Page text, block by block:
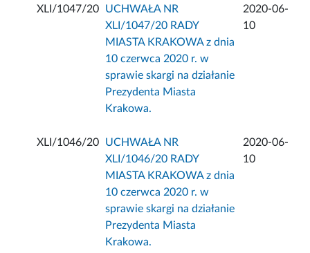
XLI/1047/20
UCHWAŁA NR
XLI/1047/20 RADY
MIASTA KRAKOWA z dnia
10 czerwca 2020 r. w
sprawie skargi na działanie
Prezydenta Miasta
Krakowa.
2020-06-
10
XLI/1046/20
UCHWAŁA NR
XLI/1046/20 RADY
MIASTA KRAKOWA z dnia
10 czerwca 2020 r. w
sprawie skargi na działanie
Prezydenta Miasta
Krakowa.
2020-06-
10